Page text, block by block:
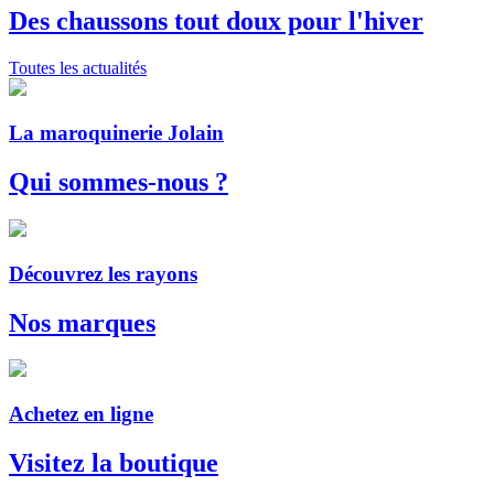
Des chaussons tout doux pour l'hiver
Toutes les actualités
La maroquinerie Jolain
Qui sommes-nous ?
Découvrez les rayons
Nos marques
Achetez en ligne
Visitez la boutique